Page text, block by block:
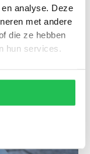
analyse. Deze
met andere
die ze hebben
hun services.